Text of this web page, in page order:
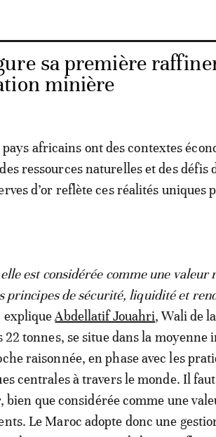
sa première
minière
ressources naturelles et des défis
d’or reflète ces réalités uniques
principes de sécurité, liquidité et
expliqueAbdellatif Jouahri, Wali de
tonnes, se situe dans la moyenne
raisonnée, en phase avec les
centrales à travers le monde. Il
bien que considérée comme une
Le Maroc adopte donc une
les risques potentiels liés aux